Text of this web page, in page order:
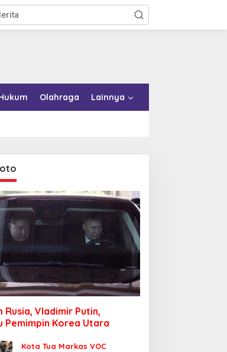
Olahraga Lainnya
Rusia, Vladimir Putin,
Pemimpin Korea Utara
Kota Tua Markas VOC